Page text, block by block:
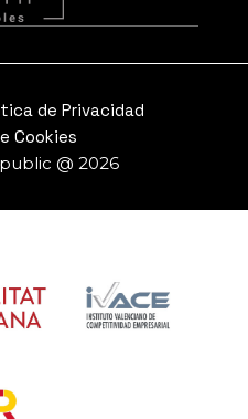
de Privacidad
Cookies
@ 2026